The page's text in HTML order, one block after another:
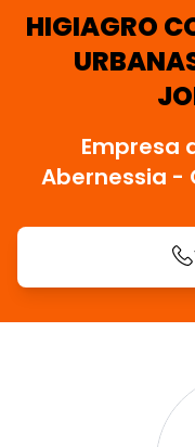
HIGIAGRO
Empresa
Abernessia -